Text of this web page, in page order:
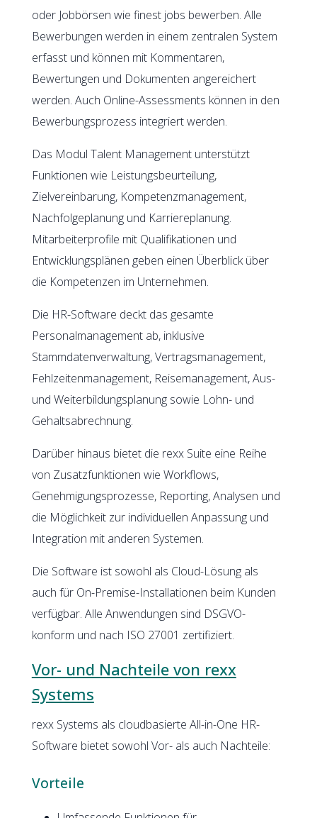
oder Jobbörsen wie finest jobs bewerben. Alle
Bewerbungen werden in einem zentralen System
erfasst und können mit Kommentaren,
Bewertungen und Dokumenten angereichert
werden. Auch Online-Assessments können in den
Bewerbungsprozess integriert werden.
Das Modul Talent Management unterstützt
Funktionen wie Leistungsbeurteilung,
Zielvereinbarung, Kompetenzmanagement,
Nachfolgeplanung und Karriereplanung.
Mitarbeiterprofile mit Qualifikationen und
Entwicklungsplänen geben einen Überblick über
die Kompetenzen im Unternehmen.
Die HR-Software deckt das gesamte
Personalmanagement ab, inklusive
Stammdatenverwaltung, Vertragsmanagement,
Fehlzeitenmanagement, Reisemanagement, Aus-
und Weiterbildungsplanung sowie Lohn- und
Gehaltsabrechnung.
Darüber hinaus bietet die rexx Suite eine Reihe
von Zusatzfunktionen wie Workflows,
Genehmigungsprozesse, Reporting, Analysen und
die Möglichkeit zur individuellen Anpassung und
Integration mit anderen Systemen.
Die Software ist sowohl als Cloud-Lösung als
auch für On-Premise-Installationen beim Kunden
verfügbar. Alle Anwendungen sind DSGVO-
konform und nach ISO 27001 zertifiziert.
Vor- und Nachteile von rexx
Systems
rexx Systems als cloudbasierte All-in-One HR-
Software bietet sowohl Vor- als auch Nachteile:
Vorteile